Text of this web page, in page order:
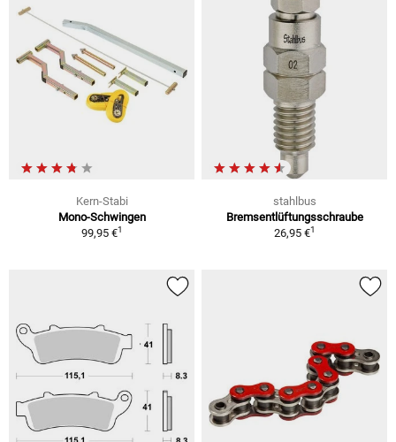
Kern-Stabi
Mono-Schwingen
99,95 €1
stahlbus
Bremsentlüftungsschraube
26,95 €1